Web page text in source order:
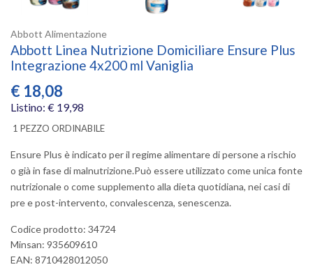
Abbott Alimentazione
Abbott Linea Nutrizione Domiciliare Ensure Plus
Integrazione 4x200 ml Vaniglia
€ 18,08
Listino: € 19,98
1 PEZZO ORDINABILE
Ensure Plus è indicato per il regime alimentare di persone a rischio
o già in fase di malnutrizione.Può essere utilizzato come unica fonte
nutrizionale o come supplemento alla dieta quotidiana, nei casi di
pre e post-intervento, convalescenza, senescenza.
Codice prodotto: 34724
Minsan: 935609610
EAN: 8710428012050